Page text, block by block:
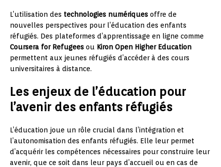
L’utilisation des technologies numériques offre de
nouvelles perspectives pour l’éducation des enfants
réfugiés. Des plateformes d’apprentissage en ligne comme
Coursera for Refugees ou Kiron Open Higher Education
permettent aux jeunes réfugiés d’accéder à des cours
universitaires à distance.
Les enjeux de l’éducation pour
l’avenir des enfants réfugiés
L’éducation joue un rôle crucial dans l’intégration et
l’autonomisation des enfants réfugiés. Elle leur permet
d’acquérir les compétences nécessaires pour construire leur
avenir, que ce soit dans leur pays d’accueil ou en cas de